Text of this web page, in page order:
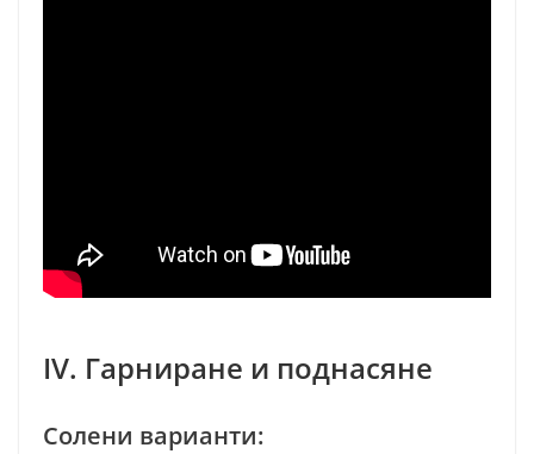
IV. Гарниране и поднасяне
Солени варианти: